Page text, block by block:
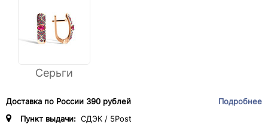
Серьги
Доставка по России 390 рублей
Подробнее
Пункт выдачи: СДЭК / 5Post